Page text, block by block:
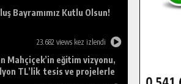
Bayramımız Kutlu Olsun!
23.682 views kez izlendi
Mahçiçek’in eğitim vizyonu,
TL’lik tesis ve projelerle